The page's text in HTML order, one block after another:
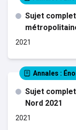
Sujet
2021
Annales :
Sujet
Nord 2021
2021